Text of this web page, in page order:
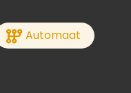
Automaat